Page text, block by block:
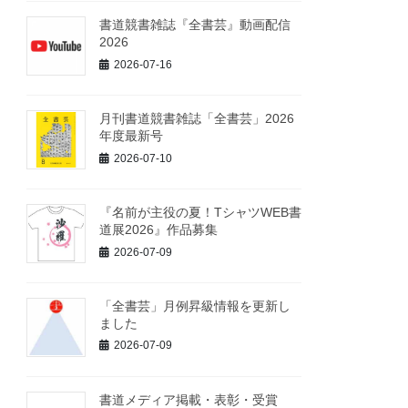
書道競書雑誌『全書芸』動画配信
2026
2026-07-16
月刊書道競書雑誌「全書芸」2026
年度最新号
2026-07-10
『名前が主役の夏！TシャツWEB書
道展2026』作品募集
2026-07-09
「全書芸」月例昇級情報を更新し
ました
2026-07-09
書道メディア掲載・表彰・受賞